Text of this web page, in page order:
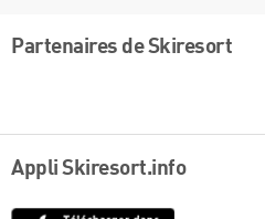
Partenaires de Skiresort
Appli Skiresort.info